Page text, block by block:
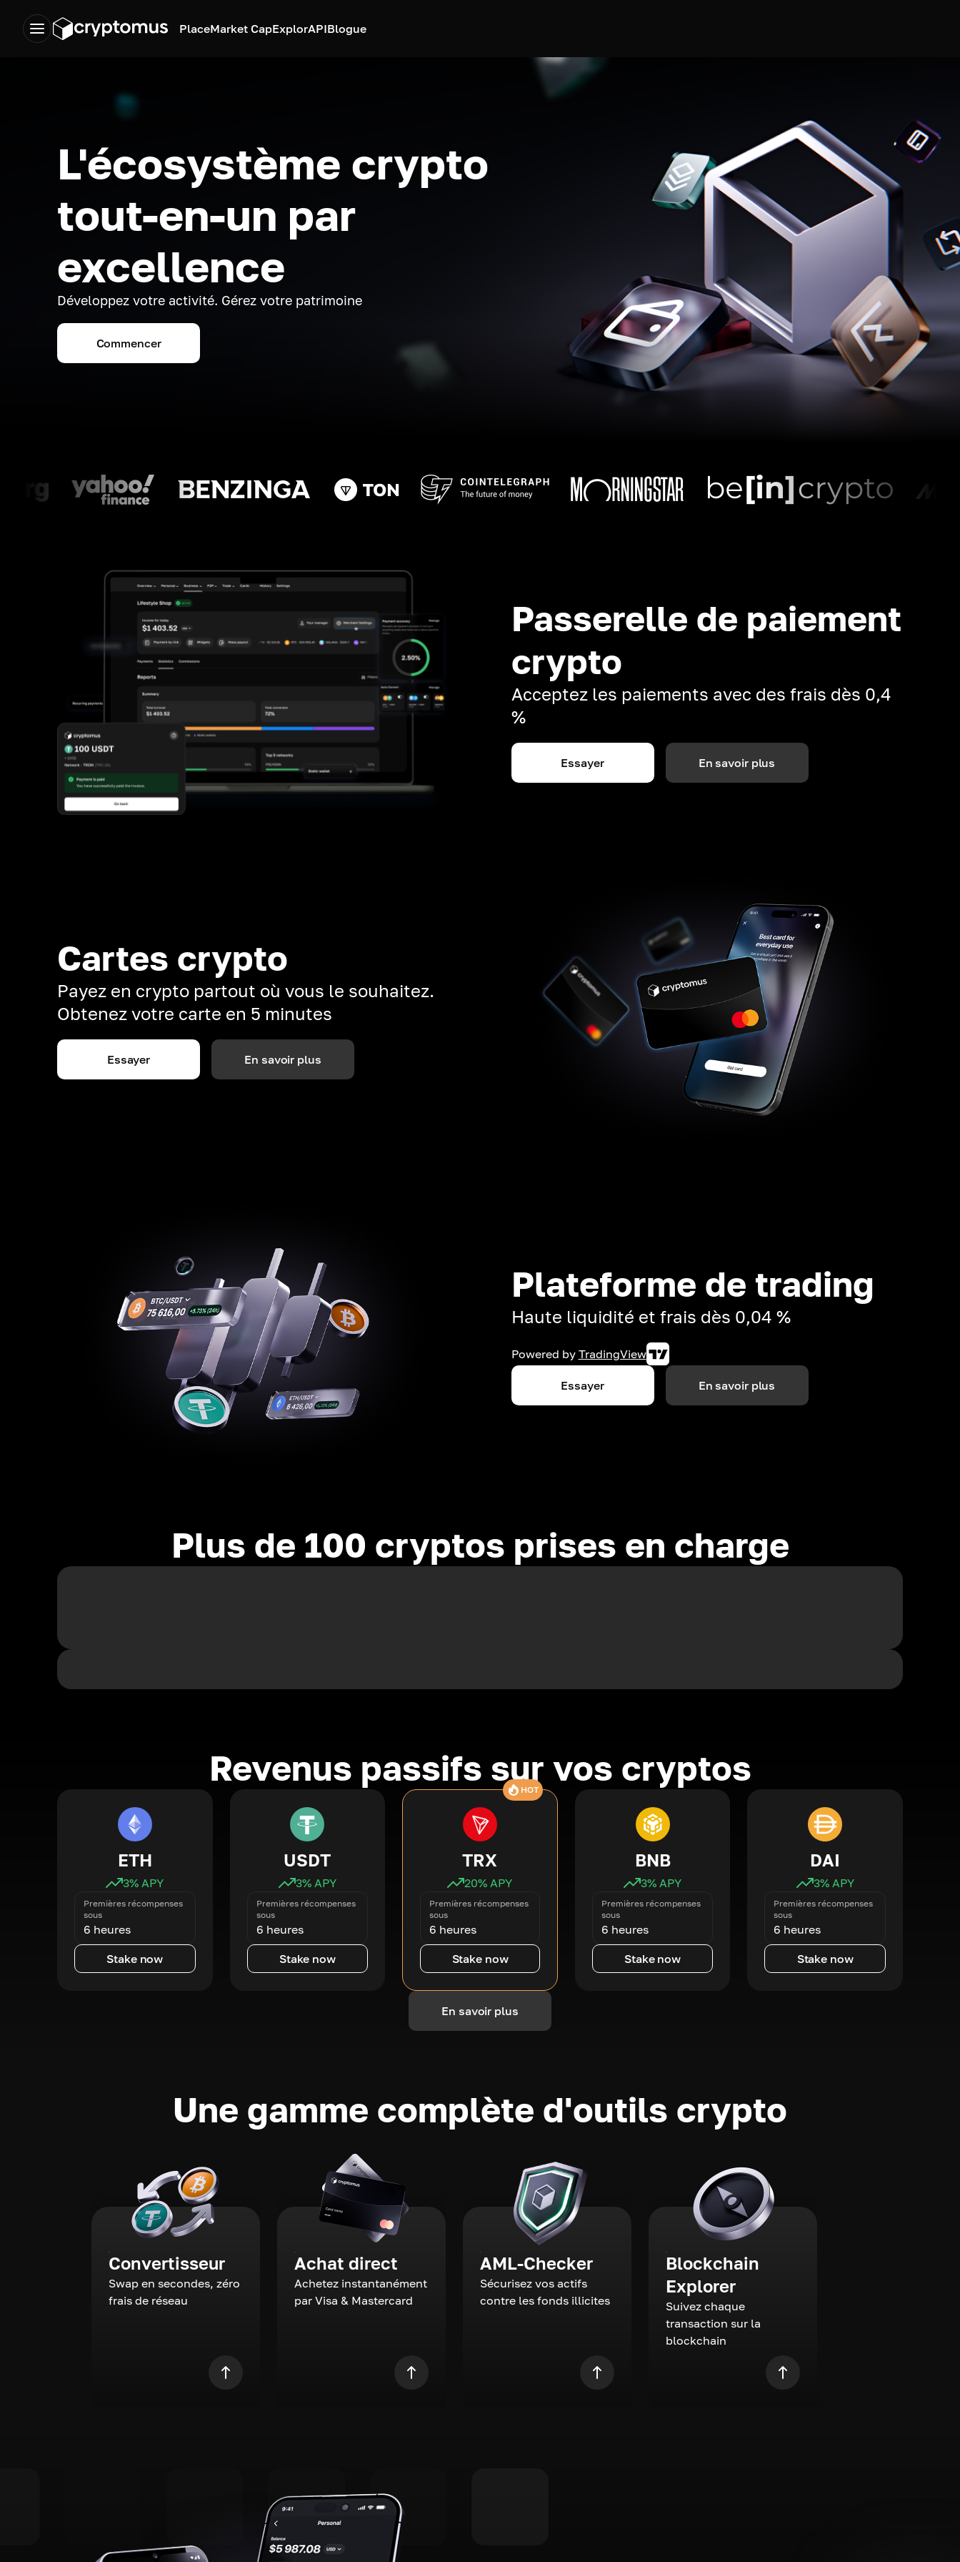
PlaceMarket CapExplorAPIBlogue
L'écosystème crypto
tout-en-un par
excellence
Développez votre activité. Gérez votre patrimoine
Commencer
Passerelle de paiement
crypto
Acceptez les paiements avec des frais dès 0,4
%
Essayer En savoir plus
Cartes crypto
Payez en crypto partout où vous le souhaitez.
Obtenez votre carte en 5 minutes
Essayer En savoir plus
Plateforme de trading
Haute liquidité et frais dès 0,04 %
Powered by TradingView
Essayer En savoir plus
Plus de 100 cryptos prises en charge
Revenus passifs sur vos cryptos
ETH
3% APY
Premières récompenses
sous
6 heures
Stake now
USDT
3% APY
Premières récompenses
sous
6 heures
Stake now
HOT
TRX
20% APY
Premières récompenses
sous
6 heures
Stake now
BNB
3% APY
Premières récompenses
sous
6 heures
Stake now
DAI
3% APY
Premières récompenses
sous
6 heures
Stake now
En savoir plus
Une gamme complète d'outils crypto
Convertisseur
Swap en secondes, zéro
frais de réseau
Achat direct
Achetez instantanément
par Visa & Mastercard
AML-Checker
Sécurisez vos actifs
contre les fonds illicites
Blockchain
Explorer
Suivez chaque
transaction sur la
blockchain